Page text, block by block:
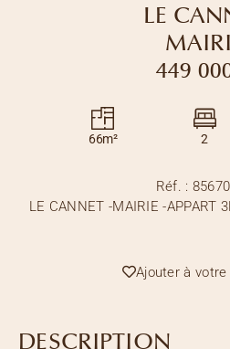
LE
449
66m² 2
Réf. :
LE CANNET -MAIRIE -APPART
Ajouter à
DESCRIPTION